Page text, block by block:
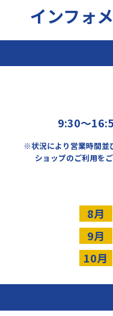
インフォ
9:30～
※状況により営業時間並
ショップのご利用を
8月
9月
10月